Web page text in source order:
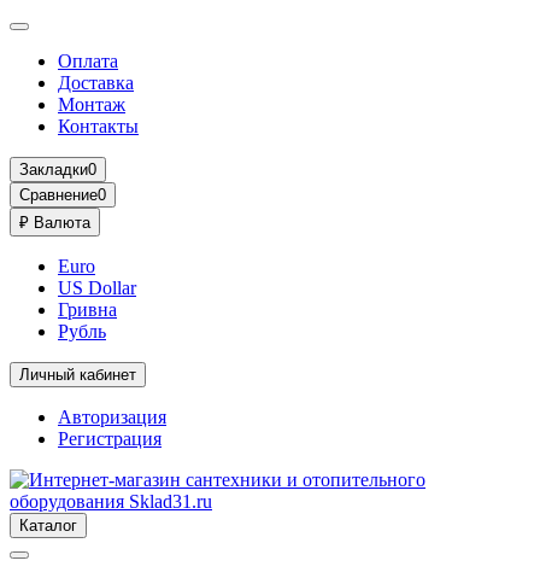
Оплата
Доставка
Монтаж
Контакты
Закладки0
Сравнение0
₽ Валюта
Euro
US Dollar
Гривна
Рубль
Личный кабинет
Авторизация
Регистрация
Каталог